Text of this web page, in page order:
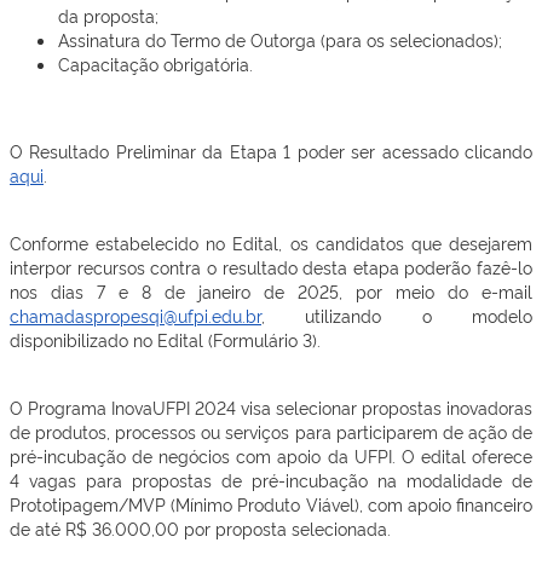
da proposta;
Assinatura do Termo de Outorga (para os selecionados);
Capacitação obrigatória.
O Resultado Preliminar da Etapa 1 poder ser acessado clicando
aqui
Conforme estabelecido no Edital, os candidatos que desejarem
interpor recursos contra o resultado desta etapa poderão fazê-lo
nos dias 7 e 8 de janeiro de 2025, por meio do e-mail
chamadaspropesqi@ufpi.edu.br, utilizando o modelo
disponibilizado no Edital (Formulário 3).
O Programa InovaUFPI 2024 visa selecionar propostas inovadoras
de produtos, processos ou serviços para participarem de ação de
pré-incubação de negócios com apoio da UFPI. O edital oferece
4 vagas para propostas de pré-incubação na modalidade de
Prototipagem/MVP (Mínimo Produto Viável), com apoio financeiro
de até R$ 36.000,00 por proposta selecionada.